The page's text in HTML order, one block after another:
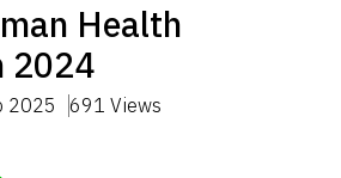
Health
2024
2025 691 Views